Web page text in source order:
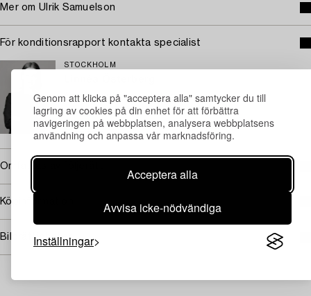
Genom att klicka på "acceptera alla" samtycker du till
lagring av cookies på din enhet för att förbättra
navigeringen på webbplatsen, analysera webbplatsens
användning och anpassa vår marknadsföring.
Acceptera alla
Avvisa icke-nödvändiga
Inställningar
Mer om Ulrik Samuelson
För konditionsrapport kontakta specialist
STOCKHOLM
Assisterande specialist konst
+46 (0)739 16 36 13
E-post
Omfattas av följerätt
Köpinformation
Bildrättigheter